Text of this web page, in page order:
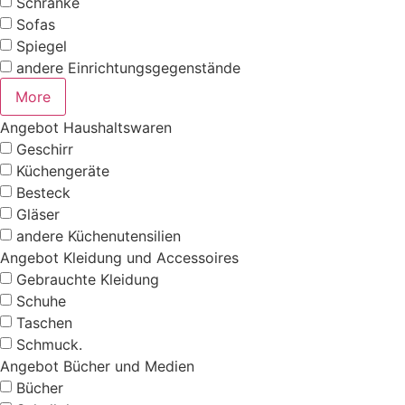
Sofas
Spiegel
andere Einrichtungsgegenstände
More
Angebot Haushaltswaren
Geschirr
Küchengeräte
Besteck
Gläser
andere Küchenutensilien
Angebot Kleidung und Accessoires
Gebrauchte Kleidung
Schuhe
Taschen
Schmuck.
Angebot Bücher und Medien
Bücher